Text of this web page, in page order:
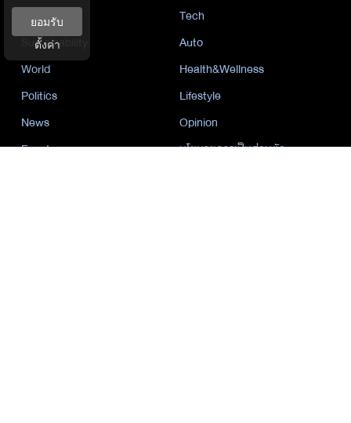
Business
Tech
Sustainability
Auto
World
Health&Wellness
Politics
Lifestyle
News
Opinion
Event
นโยบายการเป็นส่วนตัว
ยอมรับ
ตั้งค่า